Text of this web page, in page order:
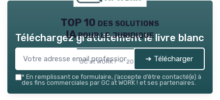
TOP 10 des solutions
IA pour le juridique
GC at WORK ! — 2026
Téléchargez gratuitement le livre blanc
➔ Télécharger
* En remplissant ce formulaire, j’accepte d’être contacté(e) à
des fins commerciales par GC at WORK ! et ses partenaires.